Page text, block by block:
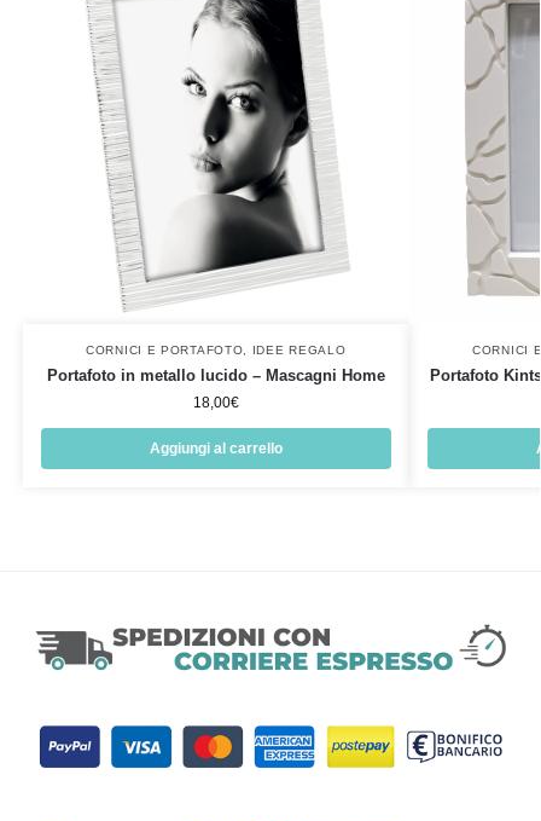
CORNICI E PORTAFOTO IDEE REGALO
Portafoto in metallo lucido – Mascagni Home
18,00€
Aggiungi al carrello
CORNICI
Portafoto